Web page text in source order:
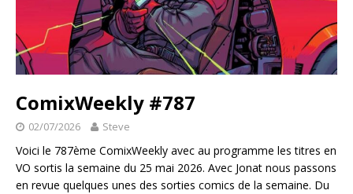
ComixWeekly #787
02/07/2026 Steve
Voici le 787ème ComixWeekly avec au programme les titres en
VO sortis la semaine du 25 mai 2026. Avec Jonat nous passons
en revue quelques unes des sorties comics de la semaine. Du